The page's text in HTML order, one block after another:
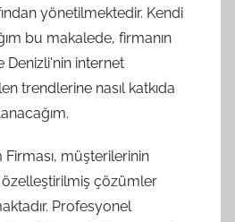
yönetilmektedir. Kendi
bu makalede, firmanın
Denizli'nin internet
trendlerine nasıl katkıda
Firması, müşterilerinin
özelleştirilmiş çözümler
Profesyonel